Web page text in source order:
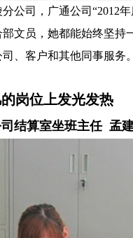
公司，广通公司“2012
文员，她都能始终坚持
、客户和其他同事服务。
岗位上发光发热
结算室坐班主任 孟